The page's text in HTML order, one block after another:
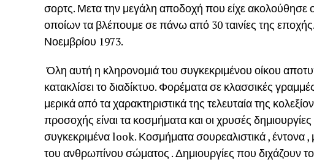
σορτς. Μετα την μεγάλη αποδοχή που είχε
οποίων τα βλέπουμε σε πάνω από 30 ταινίες της
Νοεμβρίου 1973.
Όλη αυτή η κληρονομιά του συγκεκριμένου οίκου
κατακλίσει το διαδίκτυο. Φορέματα σε κλασσικές
μερικά από τα χαρακτηριστικά της τελευταία της
προσοχής είναι τα κοσμήματα και οι χρυσές
συγκεκριμένα look. Κοσμήματα σουρεαλιστικά ,
του ανθρωπίνου σώματος . Δημιουργίες που διχάζουν